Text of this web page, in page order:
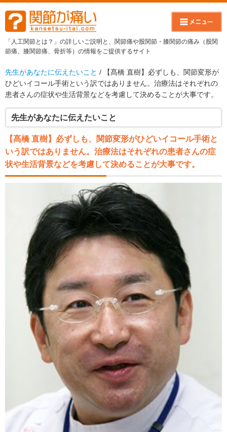
「人工関節とは？」の詳しいご説明と、関節痛や股関節・膝関節の痛み（股関
節痛、膝関節痛、骨折等）の情報をご提供するサイト
先生があなたに伝えたいこと / 【髙橋 直樹】必ずしも、関節変形が
ひどいイコール手術という訳ではありません。治療法はそれぞれの
患者さんの症状や生活背景などを考慮して決めることが大事です。
先生があなたに伝えたいこと
【髙橋 直樹】必ずしも、関節変形がひどいイコール手術と
いう訳ではありません。治療法はそれぞれの患者さんの症
状や生活背景などを考慮して決めることが大事です。